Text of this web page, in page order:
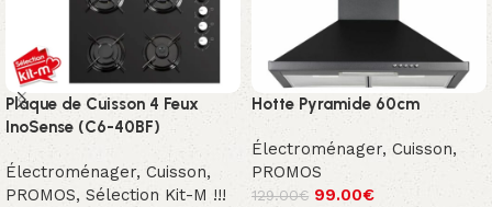
Plaque de Cuisson 4 Feux
InoSense (C6-40BF)
Électroménager, Cuisson,
PROMOS, Sélection Kit-M !!!
Hotte Pyramide 60cm
Électroménager, Cuisson,
PROMOS
129.00€ 99.00€